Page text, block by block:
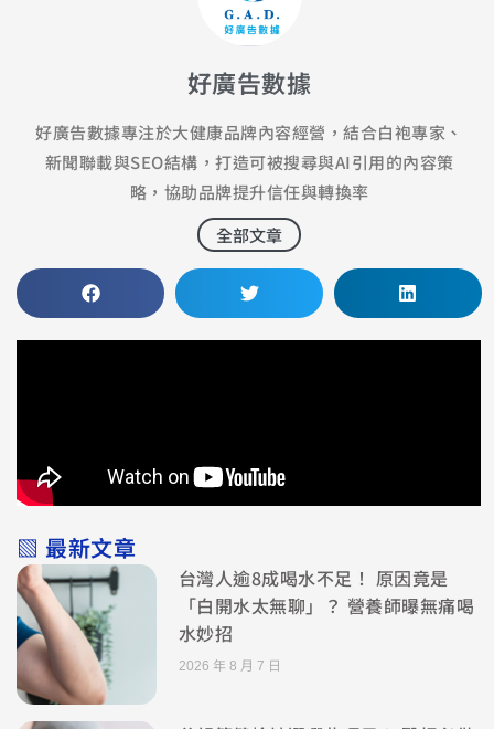
好廣告數據
好廣告數據專注於大健康品牌內容經營，結合白袍專家、
新聞聯載與SEO結構，打造可被搜尋與AI引用的內容策
略，協助品牌提升信任與轉換率
全部文章
▧ 最新文章
台灣人逾8成喝水不足！ 原因竟是
「白開水太無聊」？ 營養師曝無痛喝
水妙招
2026 年 8 月 7 日